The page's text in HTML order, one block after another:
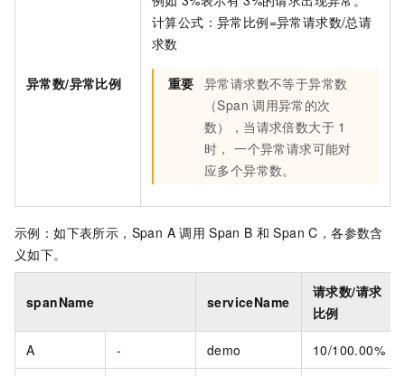
异常数/异常比例
计算公式：异常比例=异常请求数/总请
求数
重要 异常请求数不等于异常数
（Span 调用异常的次
数），当请求倍数大于 1
时， 一个异常请求可能对
应多个异常数。
示例：如下表所示，Span A 调用 Span B 和 Span C，各参数含
义如下。
spanName serviceName
请求数/请求
比例
A - demo 10/100.00%